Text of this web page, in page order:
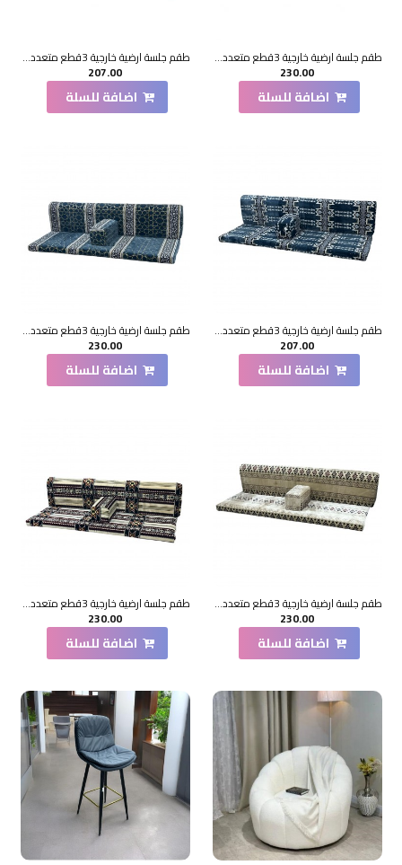
طقم جلسة ارضية خارجية 3قطع متعدد الالوان
230.00
اضافة للسلة
طقم جلسة ارضية خارجية 3قطع متعدد الالوان
207.00
اضافة للسلة
طقم جلسة ارضية خارجية 3قطع متعدد الالوان
207.00
اضافة للسلة
طقم جلسة ارضية خارجية 3قطع متعدد الالوان
230.00
اضافة للسلة
طقم جلسة ارضية خارجية 3قطع متعدد الالوان
230.00
اضافة للسلة
طقم جلسة ارضية خارجية 3قطع متعدد الالوان
230.00
اضافة للسلة